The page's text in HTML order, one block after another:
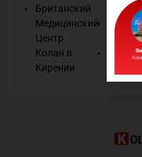
Британский
Медицинский
Центр
Колан в
Кирении